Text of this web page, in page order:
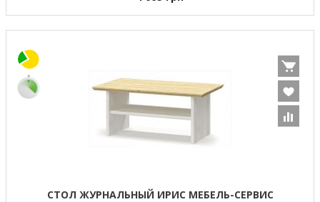
СТОЛ ЖУРНАЛЬНЫЙ ИРИС МЕБЕЛЬ-СЕРВИС